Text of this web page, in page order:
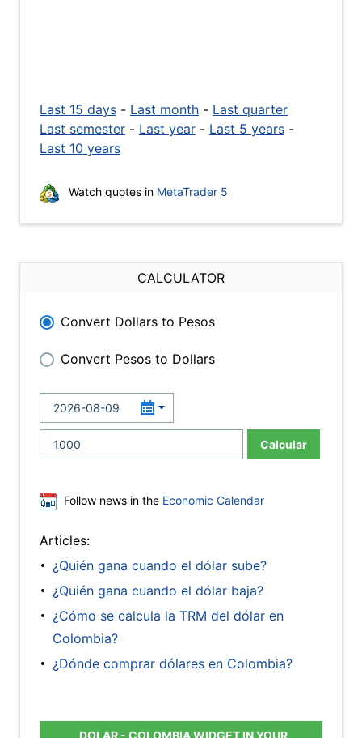
Last 15 days - Last month - Last quarter
Last semester - Last year - Last 5 years -
Last 10 years
Watch quotes in MetaTrader 5
CALCULATOR
Convert Dollars to Pesos
Convert Pesos to Dollars
Calcular
Follow news in the Economic Calendar
Articles:
¿Quién gana cuando el dólar sube?
¿Quién gana cuando el dólar baja?
¿Cómo se calcula la TRM del dólar en
Colombia?
¿Dónde comprar dólares en Colombia?
DOLAR - COLOMBIA WIDGET IN YOUR